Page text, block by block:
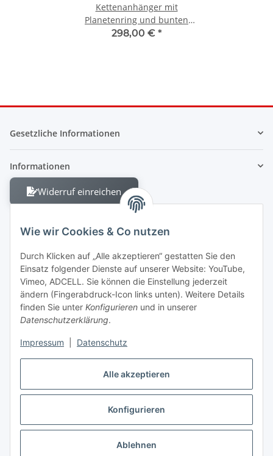
Alle akzeptieren
Konfigurieren
Ablehnen
Wie wir Cookies & Co nutzen
Durch Klicken auf „Alle akzeptieren“ gestatten Sie den
Einsatz folgender Dienste auf unserer Website: YouTube,
Vimeo, ADCELL. Sie können die Einstellung jederzeit
ändern (Fingerabdruck-Icon links unten). Weitere Details
finden Sie unter Konfigurieren und in unserer
Datenschutzerklärung.
Impressum Datenschutz
Kettenanhänger mit
Planetenring und bunten
Steinen vergoldet
298,00 € *
Gesetzliche Informationen
Informationen
Widerruf einreichen
Berliner Allee 38
13088 Berlin
Shop +49 30 4280 2070
Fax +49 30 4280 2071
* Alle Preise inkl. gesetzlicher USt., zzgl.